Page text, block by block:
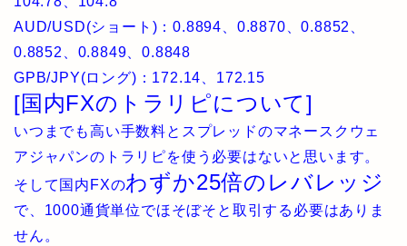
AUD/USD(ショート)：0.8894、0.8870、0.8852、
0.8852、0.8849、0.8848
GPB/JPY(ロング)：172.14、172.15
[国内FXのトラリピについて]
いつまでも高い手数料とスプレッドのマネースクウェ
アジャパンのトラリピを使う必要はないと思います。
そして国内FXのわずか25倍のレバレッジ
で、1000通貨単位でほそぼそと取引する必要はありま
せん。